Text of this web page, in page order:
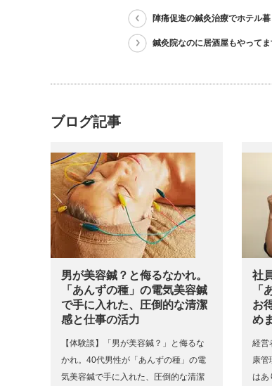
陣痛促進の鍼灸治療でホテル
鍼灸院なのに居酒屋もやってま
ブログ記事
男が美容鍼？と侮るなかれ。
「あんずの種」の電気美容鍼
で手に入れた、圧倒的な清潔
感と仕事の活力
【体験談】「男が美容鍼？」と侮るな
かれ。40代男性が「あんずの種」の電
気美容鍼で手に入れた、圧倒的な清潔
社
「
お
め
経営
康管
はあ